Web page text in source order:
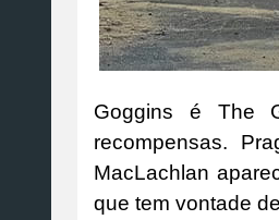
Goggins é The
recompensas.
MacLachlan
que tem vontade